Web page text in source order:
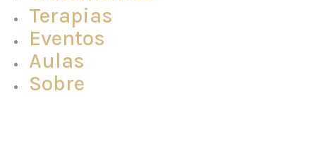
Terapias
Eventos
Aulas
Sobre